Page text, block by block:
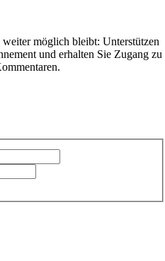
möglich bleibt: Unterstützen
und erhalten Sie Zugang zu